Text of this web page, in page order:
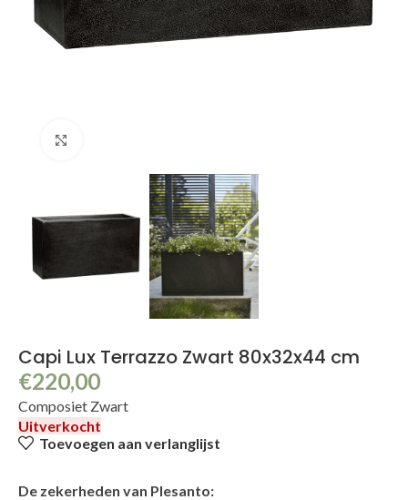
Capi Lux Terrazzo Zwart 80x32x44 cm
€220,00
Composiet Zwart
Uitverkocht
Toevoegen aan verlanglijst
De zekerheden van Plesanto: